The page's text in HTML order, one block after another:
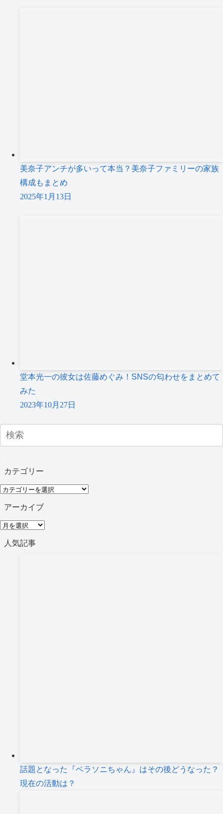
美奈子アンチが多いって本当？美奈子ファミリーの家族
構成もまとめ
2025年1月13日
堂本光一の彼女は佐藤めぐみ！SNSの匂わせをまとめて
みた
2023年10月27日
カテゴリー
カ
テ
リ
ー
アーカイブ
ア
人気記事
話題となった『ベラソニちゃん』はその後どうなった？
現在の活動は？